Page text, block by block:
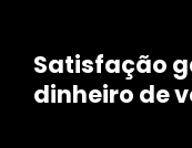
Satisfação
dinheiro de